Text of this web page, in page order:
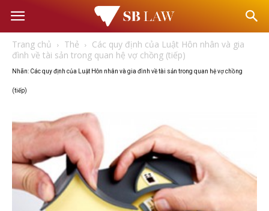
Văn
phòng
Luật
Trang chủ Thẻ
Các quy định của Luật Hôn nhân và gia
đình về tài sản trong quan hệ vợ chồng (tiếp)
Nhãn: Các quy định của Luật Hôn nhân và gia đình về tài sản trong quan hệ vợ chồng
(tiếp)